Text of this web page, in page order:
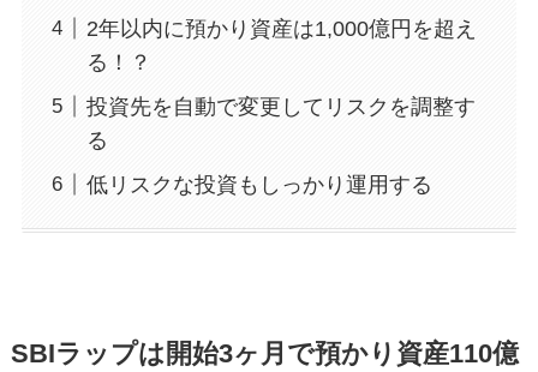
2年以内に預かり資産は1,000億円を超え
る！？
投資先を自動で変更してリスクを調整す
る
低リスクな投資もしっかり運用する
SBIラップは開始3ヶ月で預かり資産110億